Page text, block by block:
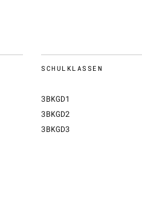
SCHULKLASSEN
3BKGD1
3BKGD2
3BKGD3